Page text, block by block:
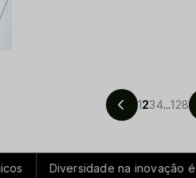
1234...128
Diversidade na inovação é tema